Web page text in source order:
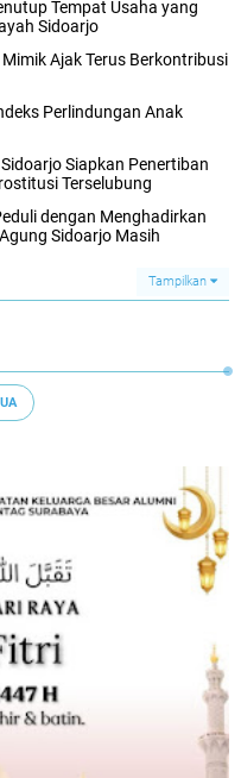
Tempat Usaha yang
Sidoarjo
Ajak Terus Berkontribusi
Perlindungan Anak
Siapkan Penertiban
Terselubung
dengan Menghadirkan
Sidoarjo Masih
Tampilkan